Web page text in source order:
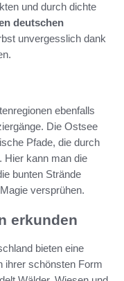
und durch dichte
deutschen
unvergesslich dank
ebenfalls
Die Ostsee
Pfade, die durch
Hier kann man die
bunten Strände
versprühen.
erkunden
bieten eine
ihrer schönsten Form